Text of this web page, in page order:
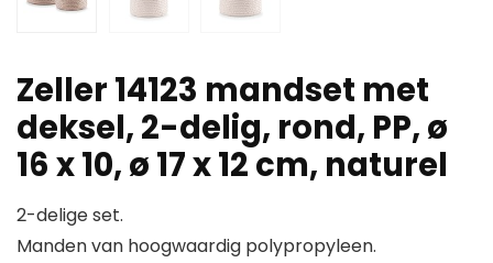
Zeller 14123 mandset met
deksel, 2-delig, rond, PP, ø
16 x 10, ø 17 x 12 cm, naturel
2-delige set.
Manden van hoogwaardig polypropyleen.